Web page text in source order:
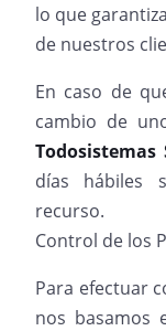
lo que
de nuestros
En caso de
cambio de
Todosistemas
días hábiles
recurso.
Control de los
Para efectuar
nos basamos